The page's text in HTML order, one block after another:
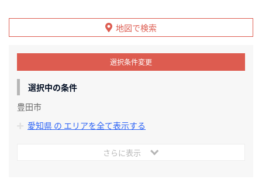
地図で検索
選択条件変更
選択中の条件
豊田市
愛知県 の エリアを全て表示する
さらに表示